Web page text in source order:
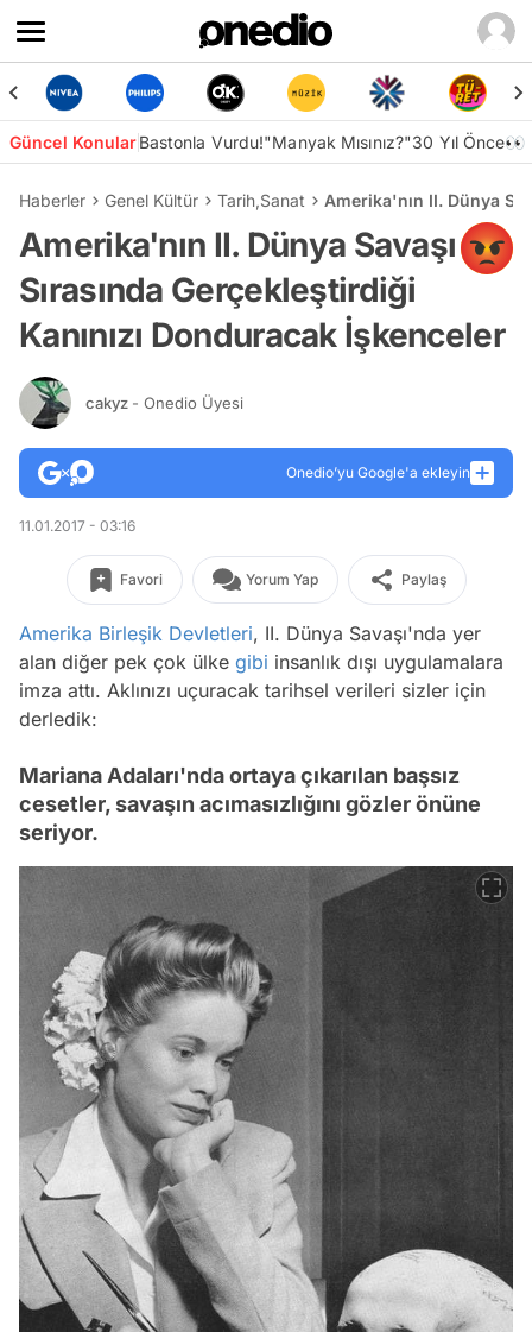
Güncel KonularBastonla Vurdu!"Manyak Mısınız?"30 Yıl Önce👀
Haberler Genel Kültür Tarih,Sanat Amerika'nın II. Dünya
Amerika'nın II. Dünya Savaşı
Sırasında Gerçekleştirdiği
Kanınızı Donduracak İşkenceler
cakyz - Onedio Üyesi
Onedio’yu Google'a ekleyin
11.01.2017 - 03:16
Favori Yorum Yap Paylaş
Amerika Birleşik Devletleri, II. Dünya Savaşı'nda yer
alan diğer pek çok ülke gibi insanlık dışı uygulamalara
imza attı. Aklınızı uçuracak tarihsel verileri sizler için
derledik:
Mariana Adaları'nda ortaya çıkarılan başsız
cesetler, savaşın acımasızlığını gözler önüne
seriyor.